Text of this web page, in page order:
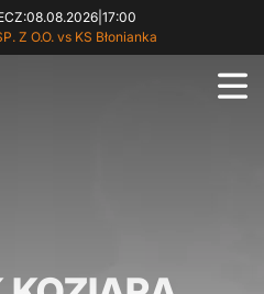
08.08.2026| 17:00
Z O.O. vs KS Błonianka